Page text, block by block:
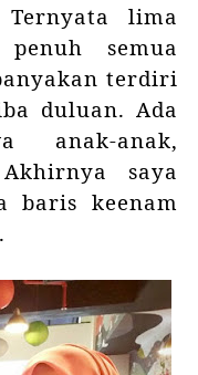
lima
semua
terdiri
duluan. Ada
anak-anak,
saya
baris keenam